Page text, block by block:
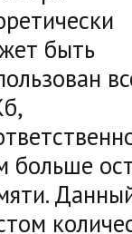
быть
больше